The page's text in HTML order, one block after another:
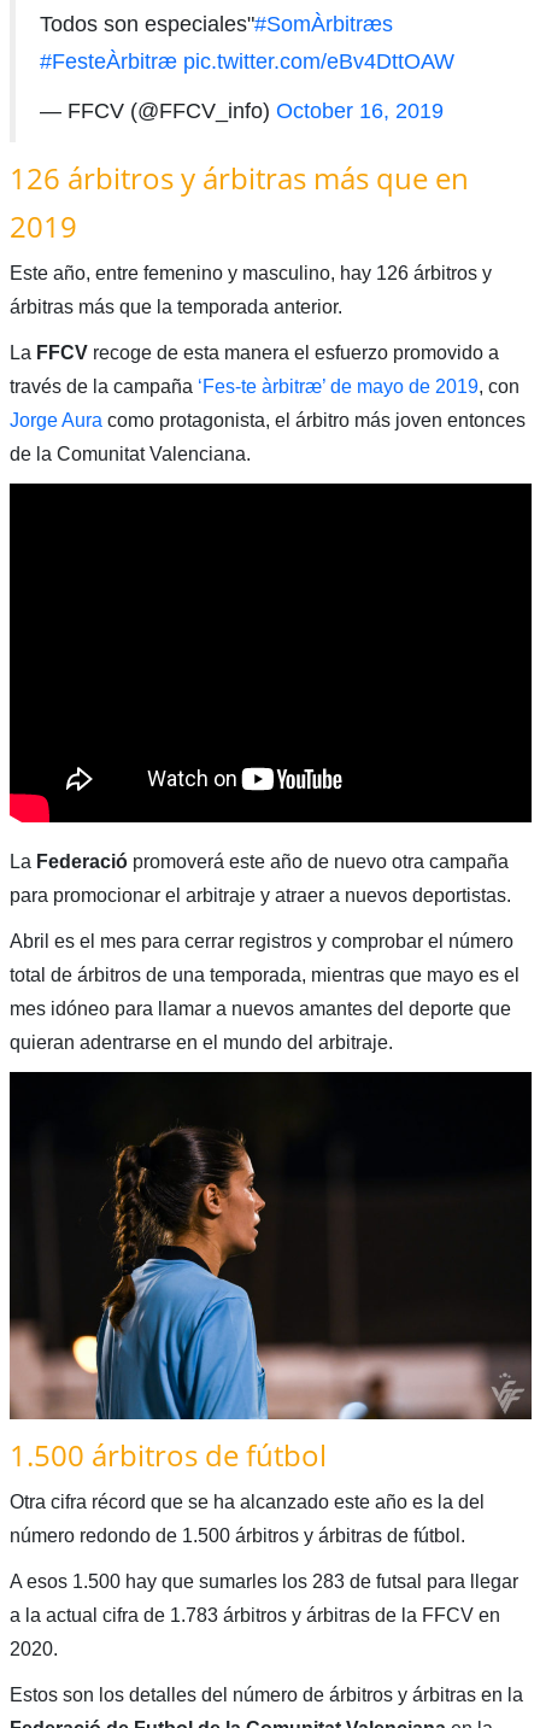
Todos son especiales"#SomÀrbitræs
#FesteÀrbitræ pic.twitter.com/eBv4DttOAW
— FFCV (@FFCV_info) October 16, 2019
126 árbitros y árbitras más que en
2019
Este año, entre femenino y masculino, hay 126 árbitros y
árbitras más que la temporada anterior.
La FFCVrecoge de esta manera el esfuerzo promovido a
través de la campaña ‘Fes-te àrbitræ’ de mayo de 2019, con
Jorge Aura como protagonista, el árbitro más joven entonces
de la Comunitat Valenciana.
La Federaciópromoverá este año de nuevo otra campaña
para promocionar el arbitraje y atraer a nuevos deportistas.
Abril es el mes para cerrar registros y comprobar el número
total de árbitros de una temporada, mientras que mayo es el
mes idóneo para llamar a nuevos amantes del deporte que
quieran adentrarse en el mundo del arbitraje.
1.500 árbitros de fútbol
Otra cifra récord que se ha alcanzado este año es la del
número redondo de 1.500 árbitros y árbitras de fútbol.
A esos 1.500 hay que sumarles los 283 de futsal para llegar
a la actual cifra de 1.783 árbitros y árbitras de la FFCV en
2020.
Estos son los detalles del número de árbitros y árbitras en la